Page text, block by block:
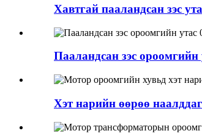
Хавтгай пааландсан зэс
Пааландсан зэс
Хэт нарийн өөрөө